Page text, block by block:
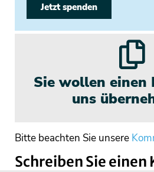
Jetzt spenden
Sie wollen einen
uns
Bitte beachten Sie unsere
Schreiben Sie